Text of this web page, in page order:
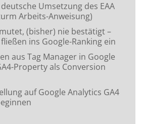
deutsche Umsetzung des EAA
Arbeits-Anweisung)
(bisher) nie bestätigt –
ins Google-Ranking ein
aus Tag Manager in Google
Property als Conversion
auf Google Analytics GA4